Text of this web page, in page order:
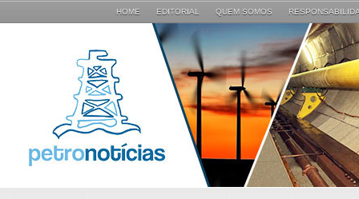
HOME EDITORIAL QUEM SOMOS